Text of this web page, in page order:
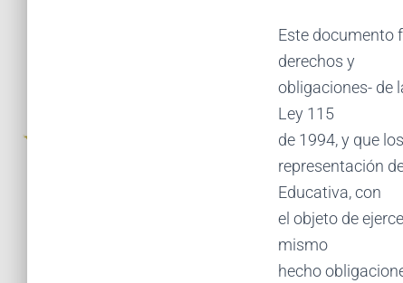
Este documento
derechos y
obligaciones- de
Ley 115
de 1994, y que
representación
Educativa, con
el objeto de
mismo
hecho